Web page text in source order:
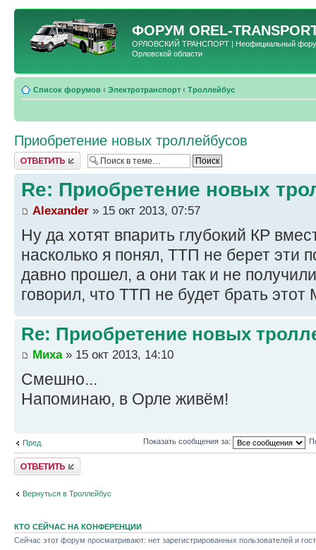
ФОРУМ OREL-
ОРЛОВСКИЙ ТРАНСПОРТ | Неофициальный форум
Орловской области
Список форумов ‹ Электротранспорт ‹ Троллейбус
Приобретение новых троллейбусов
Ответить
Re: Приобретение новых
Alexander » 15 окт 2013, 07:57
Ну да хотят впарить глубокий КР
насколько я понял, ТТП не берет эти
давно прошел, а они так и не
говорил, что ТТП не будет брать
Re: Приобретение новых
Миха» 15 окт 2013, 14:10
Смешно...
Напоминаю, в Орле живём!
Пред. Показать сообщения за:
Ответить
Вернуться в Троллейбус
КТО СЕЙЧАС НА КОНФЕРЕНЦИИ
Сейчас этот форум просматривают: нет зарегистрированных пользователей и